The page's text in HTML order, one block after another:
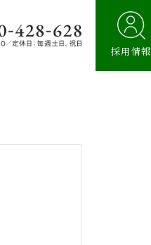
採用情報